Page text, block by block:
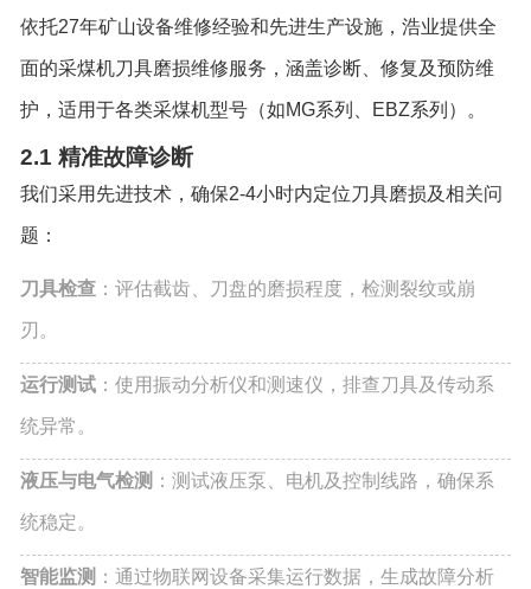
依托27年矿山设备维修经验和先进生产设施，浩业提供全
面的采煤机刀具磨损维修服务，涵盖诊断、修复及预防维
护，适用于各类采煤机型号（如MG系列、EBZ系列）。
2.1 精准故障诊断
我们采用先进技术，确保2-4小时内定位刀具磨损及相关问
题：
刀具检查 ：评估截齿、刀盘的磨损程度，检测裂纹或崩
刃。
运行测试 ：使用振动分析仪和测速仪，排查刀具及传动系
统异常。
液压与电气检测 ：测试液压泵、电机及控制线路，确保系
统稳定。
智能监测 ：通过物联网设备采集运行数据，生成故障分析